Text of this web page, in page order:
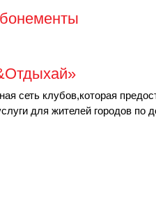
сеть клубов,которая
для жителей городов по